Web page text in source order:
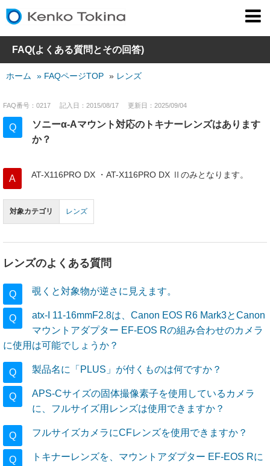
FAQ(よくある質問とその回答)
ホーム » FAQページTOP » レンズ
FAQ番号：0217 記入日：2015/08/17 更新日：2025/09/04
Q
ソニーα-Aマウント対応のトキナーレンズはあります
か？
A AT-X116PRO DX ・AT-X116PRO DX Ⅱのみとなります。
対象カテゴリ レンズ
レンズのよくある質問
Q 覗くと対象物が逆さに見えます。
Q
atx-I 11-16mmF2.8は、Canon EOS R6 Mark3とCanon
マウントアダプター EF-EOS Rの組み合わせのカメラ
に使用は可能でしょうか？
Q 製品名に「PLUS」が付くものは何ですか？
Q
APS-Cサイズの固体撮像素子を使用しているカメラ
に、フルサイズ用レンズは使用できますか？
Q フルサイズカメラにCFレンズを使用できますか？
Q
トキナーレンズを、マウントアダプター EF-EOS Rに